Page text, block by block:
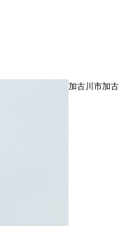
加古川市加古